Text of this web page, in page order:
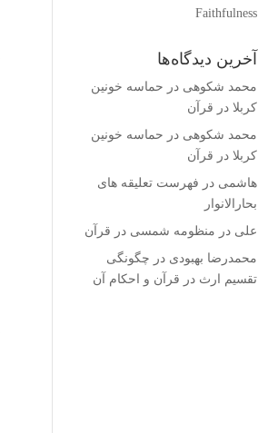
Faithfulness
آخرین دیدگاه‌ها
محمد شکوهی در حماسه خونین
کربلا در قرآن
محمد شکوهی در حماسه خونین
کربلا در قرآن
هاشمی در فهرست تعلیقه های
بحارالانوار
علی در منظومه شمسی در قرآن
محمدرضا بهبودی در چگونگی
تقسیم ارث در قرآن و احکام آن